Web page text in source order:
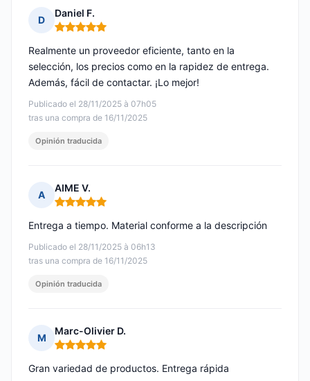
D
Daniel F.
Nota: 5 de 5
Publicado el 28/11/2025 à 07h05
tras una compra de 16/11/2025
Realmente un proveedor eficiente, tanto en la
selección, los precios como en la rapidez de entrega.
Además, fácil de contactar. ¡Lo mejor!
Opinión traducida
A
AIME V.
Nota: 5 de 5
Publicado el 28/11/2025 à 06h13
tras una compra de 16/11/2025
Entrega a tiempo. Material conforme a la descripción
Opinión traducida
M
Marc-Olivier D.
Nota: 5 de 5
Gran variedad de productos. Entrega rápida